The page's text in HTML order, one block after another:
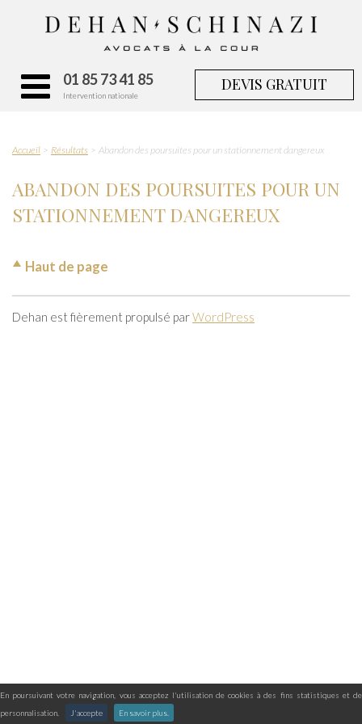
En poursuivant votre navigation, vous acceptez l'utilisation de cookies à des fins statistiques et de
personnalisation.
J'accepte En savoir plus.
01 85 73 41 85
Intervention nationale
DEVIS GRATUIT
Accueil Résultats Abandon des poursuites pour un stationnement dangereux
ABANDON DES POURSUITES POUR UN
STATIONNEMENT DANGEREUX
Haut de page
Dehan est fièrement propulsé parWordPress